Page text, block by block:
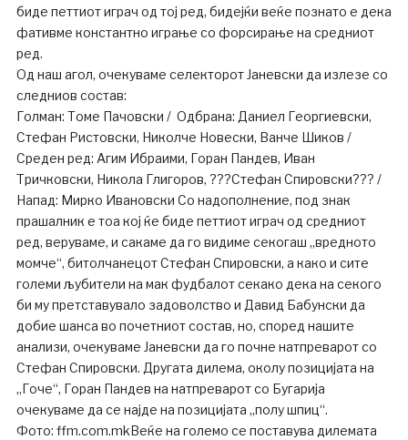
биде петтиот играч од тој ред, бидејќи веќе познато е дека
фативме константно играње со форсирање на средниот
ред.
Од наш агол, очекуваме селекторот Јаневски да излезе со
следниов состав:
Голман: Томе Пачовски / Одбрана: Даниел Георгиевски,
Стефан Ристовски, Николче Новески, Ванче Шиков /
Среден ред: Агим Ибраими, Горан Пандев, Иван
Тричковски, Никола Глигоров, ???Стефан Спировски??? /
Напад: Мирко Ивановски Со надополнение, под знак
прашалник е тоа кој ќе биде петтиот играч од средниот
ред, веруваме, и сакаме да го видиме секогаш „вредното
момче“, битолчанецот Стефан Спировски, а како и сите
големи љубители на мак фудбалот секако дека на секого
би му претставувало задоволство и Давид Бабунски да
добие шанса во почетниот состав, но, според нашите
анализи, очекуваме Јаневски да го почне натпреварот со
Стефан Спировски. Другата дилема, околу позицијата на
„Гоче“, Горан Пандев на натпреварот со Бугарија
очекуваме да се најде на позицијата „полу шпиц“.
Фото: ffm.com.mkВеќе на големо се поставува дилемата